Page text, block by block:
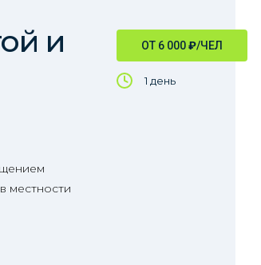
ОТ 6 000₽/ЧЕЛ
1 день
и
местности